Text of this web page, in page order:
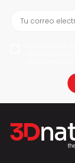
Tu correo